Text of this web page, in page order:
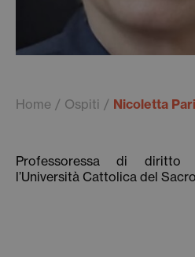
Home Ospiti Nicoletta
Professoressa di diritto
l’Università Cattolica del